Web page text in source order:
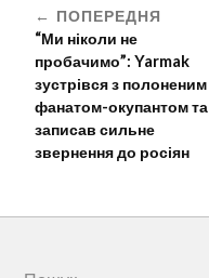
ПОПЕРЕДНЯ
“Ми ніколи не
пробачимо”: Yarmak
зустрівся з полоненим
фанатом-окупантом та
записав сильне
звернення до росіян